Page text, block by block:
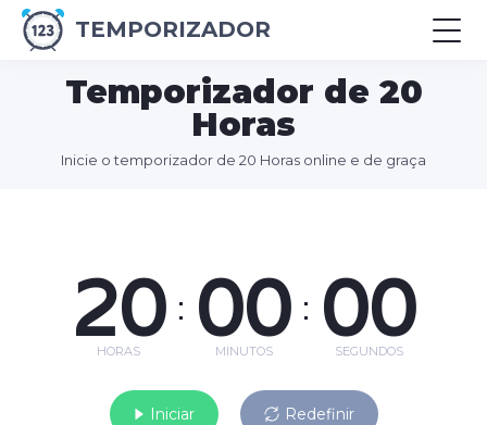
TEMPORIZADOR
Temporizador de 20
Horas
Inicie o temporizador de 20 Horas online e de graça
20
HORAS
: 00
MINUTOS
: 00
SEGUNDOS
Iniciar Redefinir